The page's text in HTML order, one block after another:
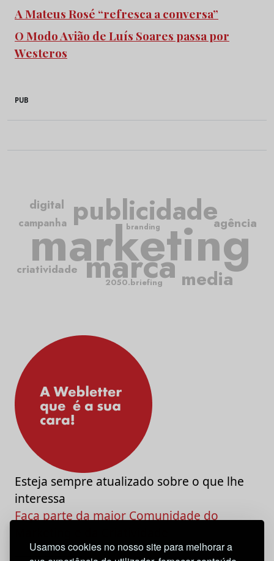
Usamos cookies no nosso site para melhorar a
A Mateus Rosé “refresca a conversa”
O Modo Avião de Luís Soares passa por
Westeros
PUB
marketing
publicidade
marca
criatividade
campanha
media
agência
digital
2050.briefing
branding
Esteja sempre atualizado sobre o que lhe
interessa
Faça parte da maior Comunidade do